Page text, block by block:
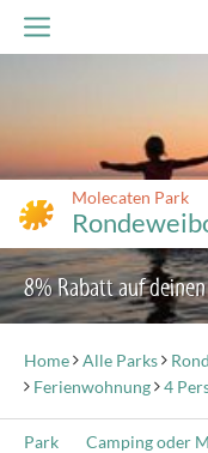
Molecaten Park
8% Rabatt auf
Home Alle Parks
Ferienwohnung
4
Park Camping oder